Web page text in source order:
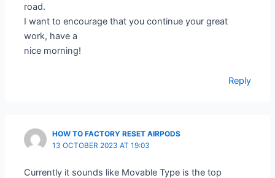
road.
I want to encourage that you continue your great
work, have a
nice morning!
Reply
HOW TO FACTORY RESET AIRPODS
13 OCTOBER 2023 AT 19:03
Currently it sounds like Movable Type is the top